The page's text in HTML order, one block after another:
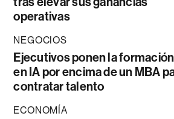
operativas
NEGOCIOS
Ejecutivos ponen la formación
en IA por encima de un MBA
contratar talento
ECONOMÍA